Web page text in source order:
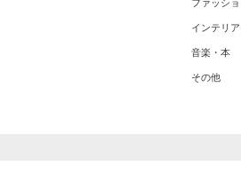
ファッシ
インテリア
音楽・本
その他